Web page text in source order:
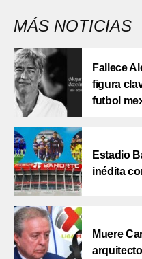
MÁS NOTICIAS
Fallece
figura
futbol
Estadio
inédita
Muere